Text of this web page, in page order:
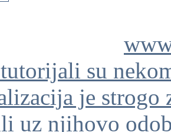
su
je strogo
uz njihovo